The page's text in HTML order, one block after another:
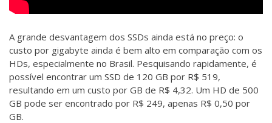
A grande desvantagem dos SSDs ainda está no preço: o
custo por gigabyte ainda é bem alto em comparação com os
HDs, especialmente no Brasil. Pesquisando rapidamente, é
possível encontrar um SSD de 120 GB por R$ 519,
resultando em um custo por GB de R$ 4,32. Um HD de 500
GB pode ser encontrado por R$ 249, apenas R$ 0,50 por
GB.